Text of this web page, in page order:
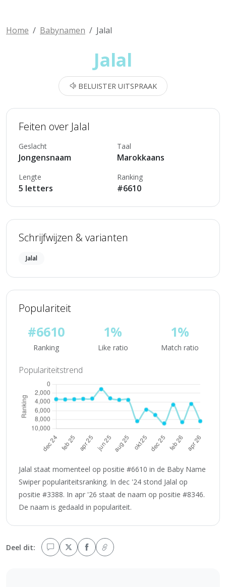
Home Babynamen Jalal
Jalal
BELUISTER UITSPRAAK
Feiten over Jalal
Geslacht
Jongensnaam
Taal
Marokkaans
Lengte
5 letters
Ranking
#6610
Schrijfwijzen & varianten
Jalal
Populariteit
#6610
Ranking
1%
Like ratio
1%
Match ratio
Populariteitstrend
Jalal staat momenteel op positie #6610 in de Baby Name
Swiper populariteitsranking. In dec '24 stond Jalal op
positie #3388. In apr '26 staat de naam op positie #8346.
De naam is gedaald in populariteit.
Deel dit: